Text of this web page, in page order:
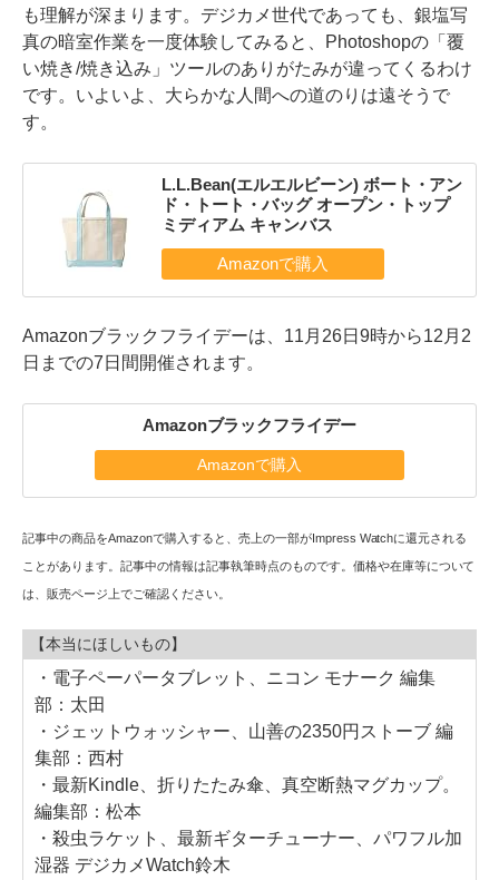
も理解が深まります。デジカメ世代であっても、銀塩写
真の暗室作業を一度体験してみると、Photoshopの「覆
い焼き/焼き込み」ツールのありがたみが違ってくるわけ
です。いよいよ、大らかな人間への道のりは遠そうで
す。
L.L.Bean(エルエルビーン) ボート・アン
ド・トート・バッグ オープン・トップ
ミディアム キャンバス
Amazonブラックフライデーは、11月26日9時から12月2
日までの7日間開催されます。
Amazonブラックフライデー
Amazonで購入
記事中の商品をAmazonで購入すると、売上の一部がImpress Watchに還元される
ことがあります。記事中の情報は記事執筆時点のものです。価格や在庫等について
は、販売ページ上でご確認ください。
【本当にほしいもの】
・ 電子ペーパータブレット、ニコン モナーク 編集
部：太田
・ ジェットウォッシャー、山善の2350円ストーブ 編
集部：西村
・ 最新Kindle、折りたたみ傘、真空断熱マグカップ。
編集部：松本
・ 殺虫ラケット、最新ギターチューナー、パワフル加
湿器 デジカメWatch鈴木